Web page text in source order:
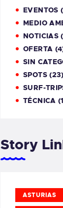
EVENTOS
MEDIO
NOTICIAS
OFERTA
SIN
SPOTS(23)
SURF-
TÉCNICA
Story
ASTURIAS